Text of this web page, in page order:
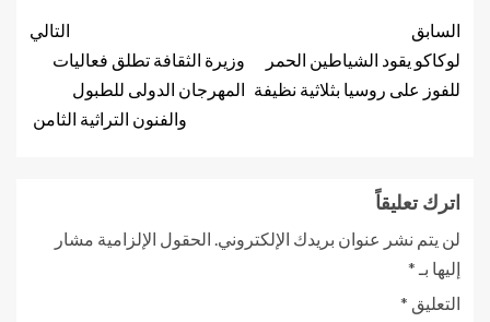
السابق
لوكاكو يقود الشياطين الحمر
للفوز على روسيا بثلاثية نظيفة
التالي
وزيرة الثقافة تطلق فعاليات
المهرجان الدولى للطبول
والفنون التراثية الثامن
اترك تعليقاً
لن يتم نشر عنوان بريدك الإلكتروني. الحقول الإلزامية مشار
إليها بـ *
التعليق *